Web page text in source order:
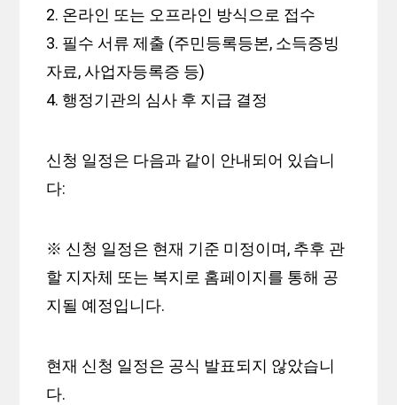
2. 온라인 또는 오프라인 방식으로 접수
3. 필수 서류 제출 (주민등록등본, 소득증빙
자료, 사업자등록증 등)
4. 행정기관의 심사 후 지급 결정
신청 일정은 다음과 같이 안내되어 있습니
다:
※ 신청 일정은 현재 기준 미정이며, 추후 관
할 지자체 또는 복지로 홈페이지를 통해 공
지될 예정입니다.
현재 신청 일정은 공식 발표되지 않았습니
다.